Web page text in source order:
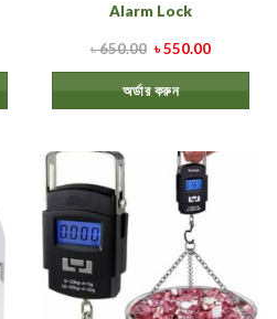
Alarm Lock
৳650.00 ৳550.00
অর্ডার করুন